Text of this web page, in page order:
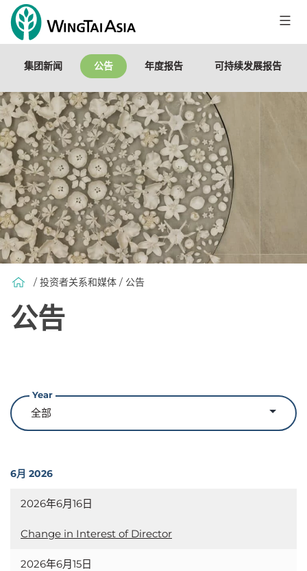
有
限
公
司
集团新闻 公告 年度报告 可持续发展报告
/ 投资者关系和媒体 / 公告
公告
Year
6月 2026
2026年6月16日
Change in Interest of Director
2026年6月15日